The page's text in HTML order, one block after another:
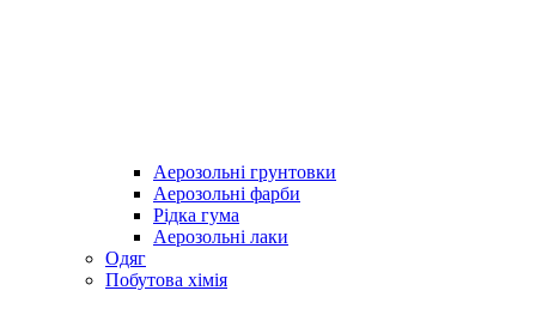
Аерозольні грунтовки
Аерозольні фарби
Рідка гума
Аерозольні лаки
Одяг
Побутова хімія